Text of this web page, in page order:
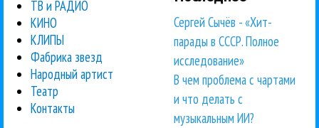
ТВ и РАДИО
КИНО
КЛИПЫ
Фабрика звезд
Народный артист
Театр
Контакты
Сергей Сычёв - «Хит-
парады в СССР. Полное
исследование»
В чем проблема с чартами
и что делать с
музыкальным ИИ?